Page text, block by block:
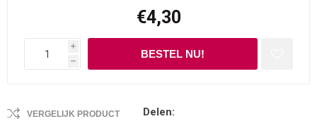
VERGELIJK PRODUCT
€4,30
i
h
Delen: